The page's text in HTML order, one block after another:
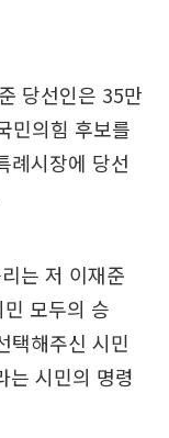
당선인은 35만
민의힘 후보를
례시장에 당선
는 저 이재준
모두의 승
택해주신 시민
는 시민의 명령